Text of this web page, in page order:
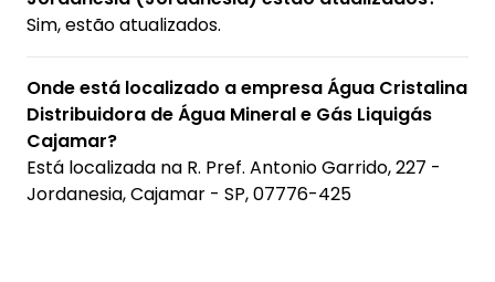
Sim, estão atualizados.
Onde está localizado a empresa Água Cristalina
Distribuidora de Água Mineral e Gás Liquigás
Cajamar?
Está localizada na R. Pref. Antonio Garrido, 227 -
Jordanesia, Cajamar - SP, 07776-425